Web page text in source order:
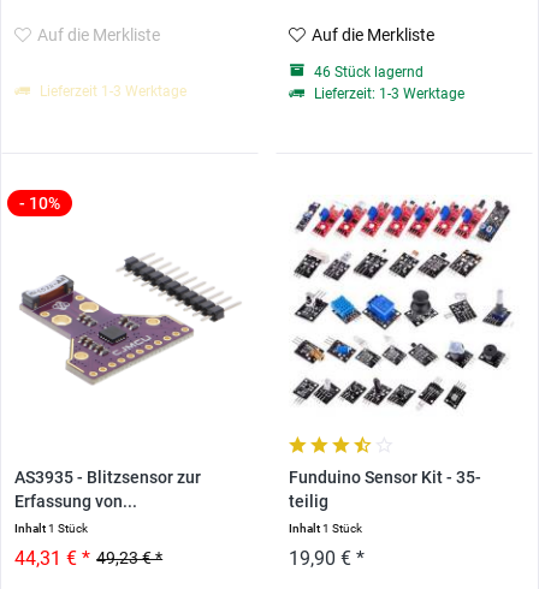
Auf die Merkliste
Lieferzeit 1-3 Werktage
Auf die Merkliste
46 Stück lagernd
Lieferzeit: 1-3 Werktage
- 10%
AS3935 - Blitzsensor zur
Erfassung von...
Inhalt1 Stück
49,23 € *
44,31 € *
Funduino Sensor Kit - 35-
teilig
Inhalt1 Stück
19,90 € *